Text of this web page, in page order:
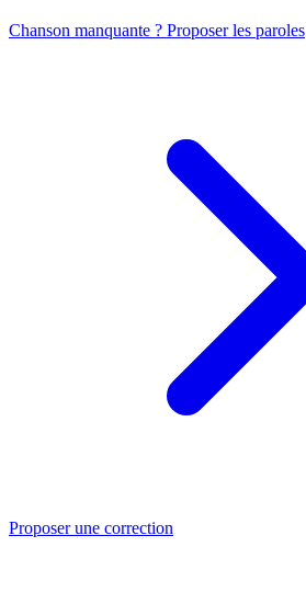
Chanson manquante ? Proposer les paroles
Proposer une correction